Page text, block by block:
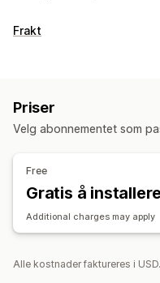
Frakt
Priser
Velg abonnementet som
Free
Gratis å installere
Additional charges may apply
Alle kostnader faktureres i USD.